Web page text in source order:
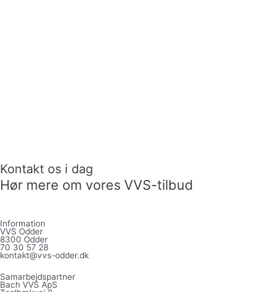
Kontakt os i dag
Hør mere om vores VVS-tilbud
Information
VVS Odder
8300 Odder
70 30 57 28
kontakt@vvs-odder.dk
Samarbejdspartner
Bach VVS ApS